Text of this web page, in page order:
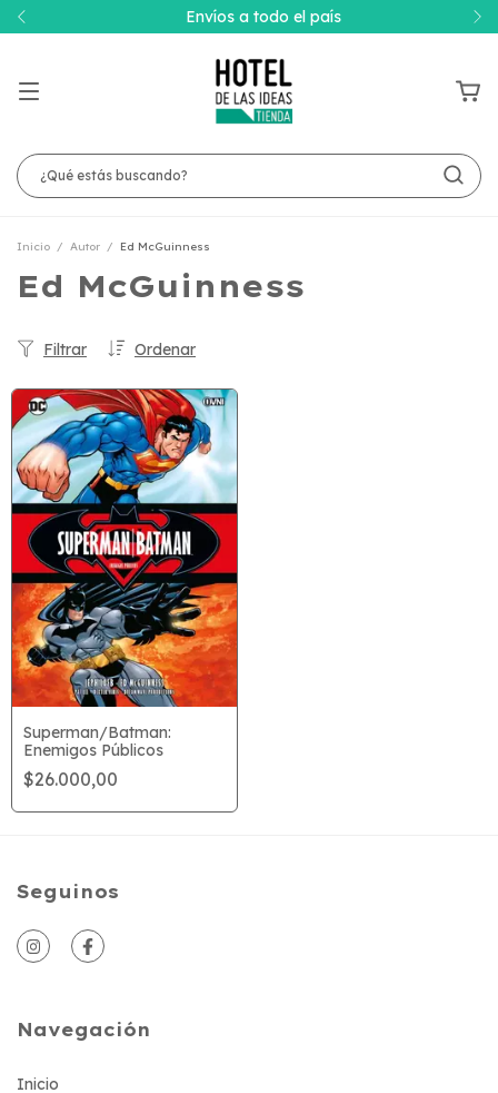
Envíos a todo el país
Inicio / Autor / Ed McGuinness
Ed McGuinness
Ordenar
Filtrar
Superman/Batman:
Enemigos Públicos
$26.000,00
Seguinos
Navegación
Inicio